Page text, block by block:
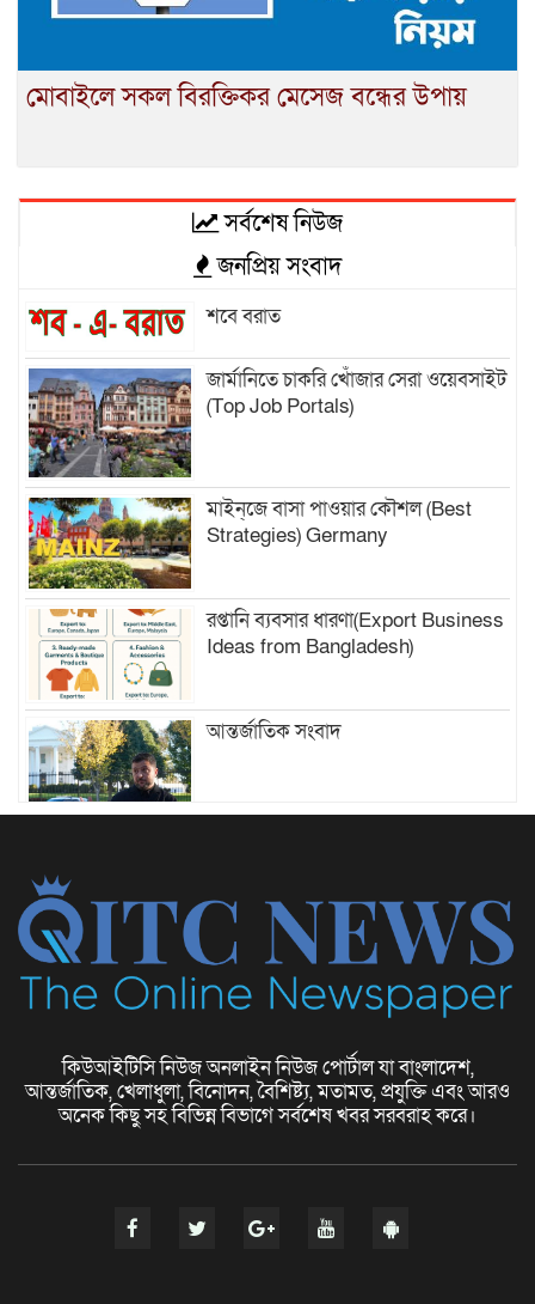
মোবাইলে সকল বিরক্তিকর মেসেজ বন্ধের উপায়
সর্বশেষ নিউজ
জনপ্রিয় সংবাদ
শবে বরাত
জার্মানিতে চাকরি খোঁজার সেরা ওয়েবসাইট
(Top Job Portals)
মাইন্‌জে বাসা পাওয়ার কৌশল (Best
Strategies) Germany
রপ্তানি ব্যবসার ধারণা(Export Business
Ideas from Bangladesh)
আন্তর্জাতিক সংবাদ
ফ্যাশন বিশ্বে নতুন চিত্র
ছোট ব্যবসার ধারণা (Small Business
Ideas)
দুর্গা পূজা ও হিন্দু ধর্মীয় উৎসবের মহোৎসব
কিউআইটিসি নিউজ অনলাইন নিউজ পোর্টাল যা বাংলাদেশ,
আন্তর্জাতিক, খেলাধুলা, বিনোদন, বৈশিষ্ট্য, মতামত, প্রযুক্তি এবং আরও
অনেক কিছু সহ বিভিন্ন বিভাগে সর্বশেষ খবর সরবরাহ করে।